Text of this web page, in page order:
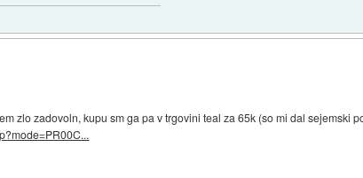
zlo zadovoln, kupu sm ga pa v trgovini teal za 65k (so mi dal sejemski